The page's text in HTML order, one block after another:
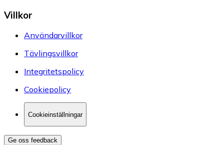
Villkor
Användarvillkor
Tävlingsvillkor
Integritetspolicy
Cookiepolicy
Cookieinställningar
Ge oss feedback